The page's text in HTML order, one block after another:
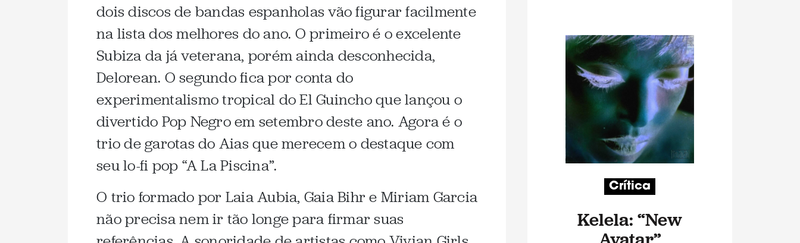
dois discos de bandas espanholas vão figurar facilmente
na lista dos melhores do ano. O primeiro é o excelente
Subiza da já veterana, porém ainda desconhecida,
Delorean. O segundo fica por conta do
experimentalismo tropical do El Guincho que lançou o
divertido Pop Negro em setembro deste ano. Agora é o
trio de garotas do Aias que merecem o destaque com
seu lo-fi pop “A La Piscina”.
O trio formado por Laia Aubia, Gaia Bihr e Miriam Garcia
não precisa nem ir tão longe para firmar suas
Crítica
Kelela: “New